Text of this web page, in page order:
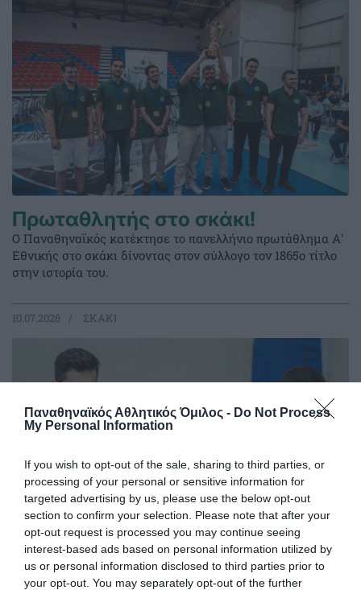
Παναθηναϊκός Αθλητικός Όμιλος - Do Not Process
My Personal Information
If you wish to opt-out of the sale, sharing to third parties, or
processing of your personal or sensitive information for
targeted advertising by us, please use the below opt-out
section to confirm your selection. Please note that after your
opt-out request is processed you may continue seeing
interest-based ads based on personal information utilized by
us or personal information disclosed to third parties prior to
your opt-out. You may separately opt-out of the further
Πρωταθλητής στο σκάκι!
Ο Παναθηναϊκός κατέκτησε το πανελλήνιο πρωτάθλημα Α'
Εθνικής στο σκάκι δίνοντας στον σύλλογο τον 1865ο τίτλο
στην ιστορία του.
10.07.2026 ΣΚΑΚΙ
Νίκη κόντρα στον ΟΦΗ μία